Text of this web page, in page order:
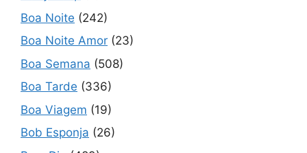
Boa Noite (242)
Boa Noite Amor (23)
Boa Semana (508)
Boa Tarde (336)
Boa Viagem (19)
Bob Esponja (26)